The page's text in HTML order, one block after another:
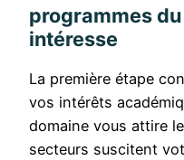
programmes
intéresse
La première étape
vos intérêts
domaine vous attire
secteurs suscitent